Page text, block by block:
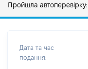
Пройшла автоперевірку:
Дата та час
подання: